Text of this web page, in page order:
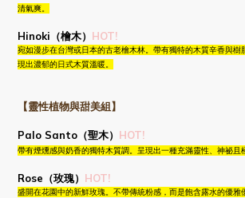
清氣爽。
Hinoki（檜木） HOT!
宛如漫步在台灣或日本的古老檜木林。帶有獨特的木質辛香與樹
現出濃郁的日式木質溫暖。
【靈性植物與甜美組】
Palo Santo（聖木） HOT!
帶有煙燻感與奶香的獨特木質調。呈現出一種充滿靈性、神祕且
Rose（玫瑰） HOT!
盛開在花園中的新鮮玫瑰。不帶傳統粉感，而是飽含露水的優雅